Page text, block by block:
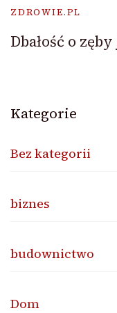
ZDROWIE.PL
Dbałość o
Kategorie
Bez kategorii
biznes
budownictwo
Dom